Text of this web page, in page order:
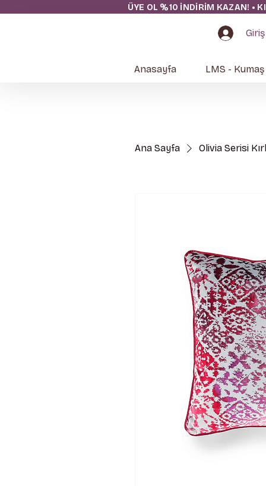
ÜYE OL %10 İNDİRİM KAZAN! •
Giriş
Anasayfa LMS -
Ana Sayfa Olivia Serisi